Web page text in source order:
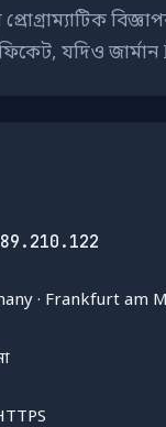
প্রোগ্রাম্যাটিক
যদিও
· Frankfurt am